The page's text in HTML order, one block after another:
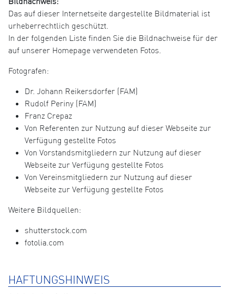
Das auf dieser Internetseite dargestellte Bildmaterial ist
urheberrechtlich geschützt.
In der folgenden Liste finden Sie die Bildnachweise für der
auf unserer Homepage verwendeten Fotos.
Fotografen:
Dr. Johann Reikersdorfer (FAM)
Rudolf Periny (FAM)
Franz Crepaz
Von Referenten zur Nutzung auf dieser Webseite zur
Verfügung gestellte Fotos
Von Vorstandsmitgliedern zur Nutzung auf dieser
Webseite zur Verfügung gestellte Fotos
Von Vereinsmitgliedern zur Nutzung auf dieser
Webseite zur Verfügung gestellte Fotos
Weitere Bildquellen:
shutterstock.com
fotolia.com
HAFTUNGSHINWEIS